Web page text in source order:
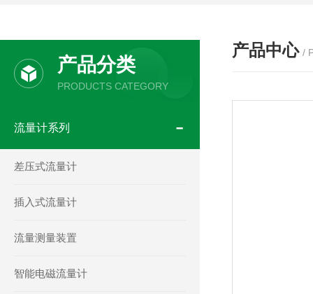
产品分类
PRODUCTS CATEGORY
流量计系列
差压式流量计
插入式流量计
流量测量装置
智能电磁流量计
产品中心 /